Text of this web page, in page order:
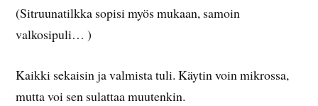
(Sitruunatilkka sopisi myös mukaan, samoin
valkosipuli… )
Kaikki sekaisin ja valmista tuli. Käytin voin mikrossa,
mutta voi sen sulattaa muutenkin.